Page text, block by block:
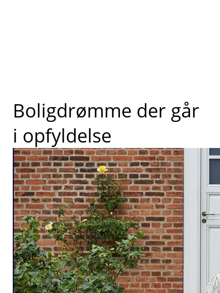
Boligdrømme der går
i opfyldelse